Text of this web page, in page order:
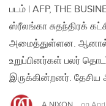
படம் | AFP, THE
ஸ்ரீலங்கா சுதந்திரக்
அமைத்துள்ளன. ஆனால்,
உறுப்பினர்கள் பலர்
இருக்கின்றனர். தேசிய